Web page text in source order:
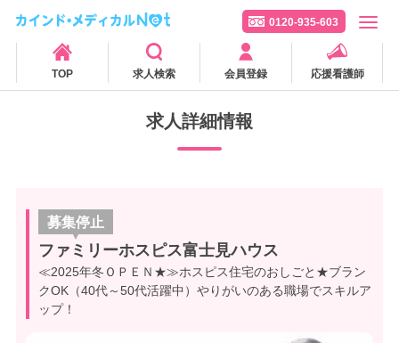
0120-935-603
TOP 求人検索 会員登録 応援看護師
求人詳細情報
募集停止
ファミリーホスピス富士見ハウス
≪2025年冬ＯＰＥＮ★≫ホスピス住宅のおしごと★ブラン
クOK（40代～50代活躍中）やりがいのある職場でスキルア
ップ！